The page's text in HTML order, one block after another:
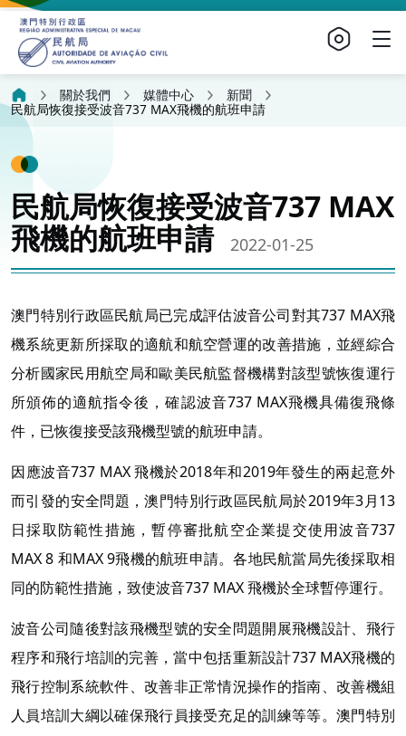
關於我們 媒體中心
新聞
民航局恢復接受波音737 MAX飛機的航班申請
民航局恢復接受波音737 MAX
飛機的航班申請
2022-01-25
澳門特別行政區民航局已完成評估波音公司對其737 MAX飛
機系統更新所採取的適航和航空營運的改善措施，並經綜合
分析國家民用航空局和歐美民航監督機構對該型號恢復運行
所頒佈的適航指令後，確認波音737 MAX飛機具備復飛條
件，已恢復接受該飛機型號的航班申請。
因應波音737 MAX 飛機於2018年和2019年發生的兩起意外
而引發的安全問題，澳門特別行政區民航局於2019年3月13
日採取防範性措施，暫停審批航空企業提交使用波音737
MAX 8 和MAX 9飛機的航班申請。各地民航當局先後採取相
同的防範性措施，致使波音737 MAX 飛機於全球暫停運行。
波音公司隨後對該飛機型號的安全問題開展飛機設計、飛行
程序和飛行培訓的完善，當中包括重新設計737 MAX飛機的
飛行控制系統軟件、改善非正常情況操作的指南、改善機組
人員培訓大綱以確保飛行員接受充足的訓練等等。澳門特別